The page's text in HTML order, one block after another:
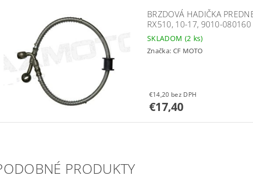
BRZDOVÁ HADIČKA
RX510, 10-17, 9010-080160
SKLADOM (2 ks)
Značka: CF MOTO
€14,20 bez DPH
€17,40
PRODUKTY